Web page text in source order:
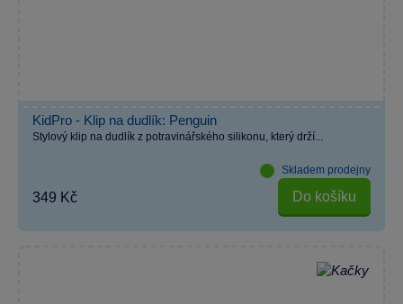
KidPro - Klip na dudlík: Penguin
Stylový klip na dudlík z potravinářského silikonu, který drží...
Skladem prodejny
349 Kč Do košíku